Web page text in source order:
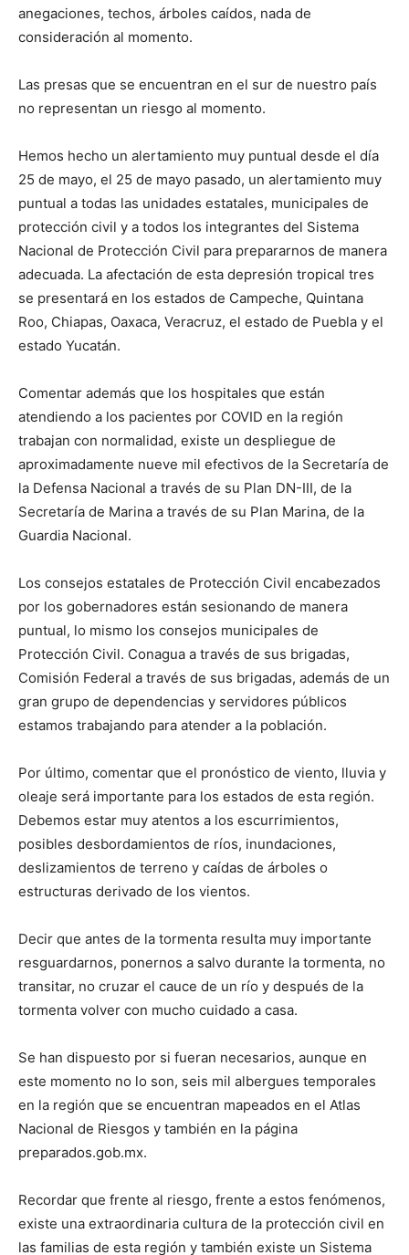
anegaciones, techos, árboles caídos, nada de
consideración al momento.
Las presas que se encuentran en el sur de nuestro país
no representan un riesgo al momento.
Hemos hecho un alertamiento muy puntual desde el día
25 de mayo, el 25 de mayo pasado, un alertamiento muy
puntual a todas las unidades estatales, municipales de
protección civil y a todos los integrantes del Sistema
Nacional de Protección Civil para prepararnos de manera
adecuada. La afectación de esta depresión tropical tres
se presentará en los estados de Campeche, Quintana
Roo, Chiapas, Oaxaca, Veracruz, el estado de Puebla y el
estado Yucatán.
Comentar además que los hospitales que están
atendiendo a los pacientes por COVID en la región
trabajan con normalidad, existe un despliegue de
aproximadamente nueve mil efectivos de la Secretaría de
la Defensa Nacional a través de su Plan DN-III, de la
Secretaría de Marina a través de su Plan Marina, de la
Guardia Nacional.
Los consejos estatales de Protección Civil encabezados
por los gobernadores están sesionando de manera
puntual, lo mismo los consejos municipales de
Protección Civil. Conagua a través de sus brigadas,
Comisión Federal a través de sus brigadas, además de un
gran grupo de dependencias y servidores públicos
estamos trabajando para atender a la población.
Por último, comentar que el pronóstico de viento, lluvia y
oleaje será importante para los estados de esta región.
Debemos estar muy atentos a los escurrimientos,
posibles desbordamientos de ríos, inundaciones,
deslizamientos de terreno y caídas de árboles o
estructuras derivado de los vientos.
Decir que antes de la tormenta resulta muy importante
resguardarnos, ponernos a salvo durante la tormenta, no
transitar, no cruzar el cauce de un río y después de la
tormenta volver con mucho cuidado a casa.
Se han dispuesto por si fueran necesarios, aunque en
este momento no lo son, seis mil albergues temporales
en la región que se encuentran mapeados en el Atlas
Nacional de Riesgos y también en la página
preparados.gob.mx.
Recordar que frente al riesgo, frente a estos fenómenos,
existe una extraordinaria cultura de la protección civil en
las familias de esta región y también existe un Sistema